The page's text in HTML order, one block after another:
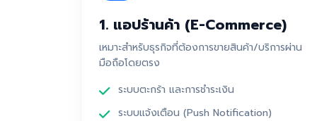
1. แอปร้านค้า (E-Commerce)
เหมาะสำหรับธุรกิจที่ต้องการขายสินค้า/บริการผ่าน
มือถือโดยตรง
ระบบตะกร้า และการชำระเงิน
ระบบแจ้งเตือน (Push Notification)